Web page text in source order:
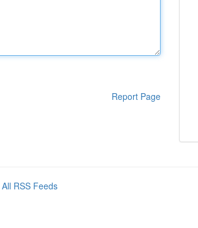
Report Page
All RSS Feeds